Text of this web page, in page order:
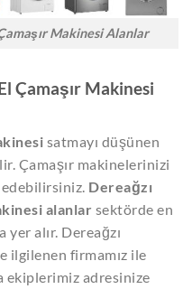
Makinesi Alanlar
Çamaşır Makinesi
satmayı düşünen
Çamaşır makinelerinizi
Dereağzı
alanlar sektörde en
alır. Dereağzı
ilgilenen firmamız ile
ekiplerimiz adresinize